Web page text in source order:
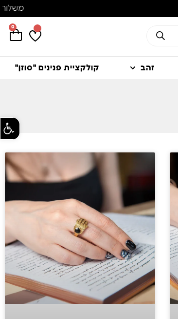
0
זהב קולקציית פנינים "סוזן"
פתח